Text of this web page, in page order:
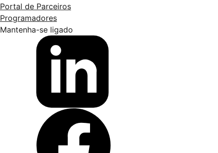
Portal de Parceiros
Programadores
Mantenha-se ligado